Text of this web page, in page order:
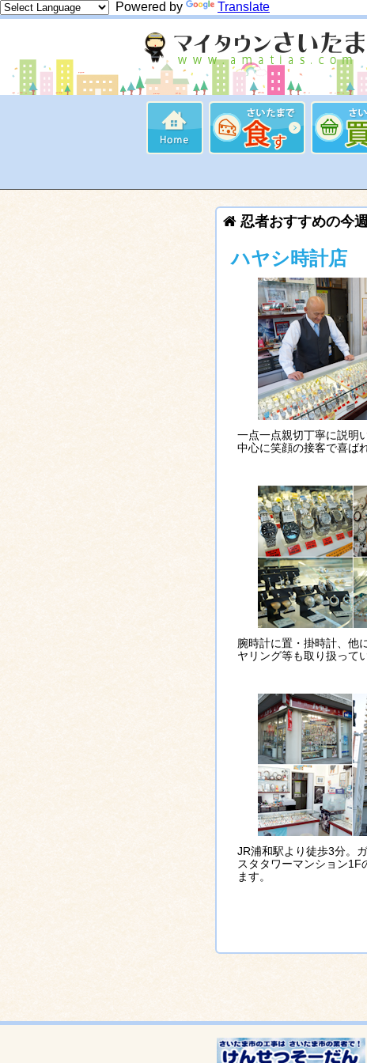
Powered by Translate
忍者おすすめの今
ハヤシ時計店
一点一点親切丁寧に説明
中心に笑顔の接客で喜ば
腕時計に置・掛時計、他
ヤリング等も取り扱って
JR浦和駅より徒歩3分。
スタタワーマンション1F
ます。